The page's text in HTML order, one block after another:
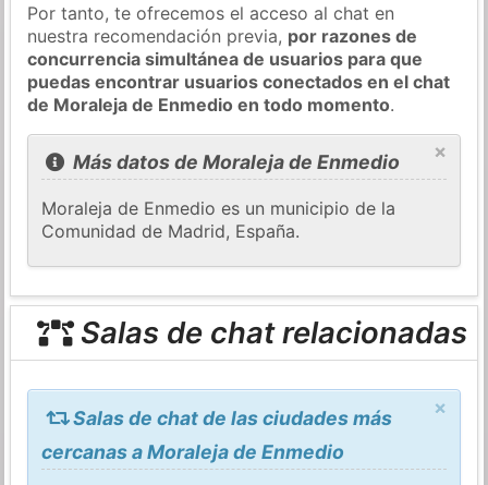
Por tanto, te ofrecemos el acceso al chat en
nuestra recomendación previa, por razones de
concurrencia simultánea de usuarios para que
puedas encontrar usuarios conectados en el chat
de Moraleja de Enmedio en todo momento.
×
Más datos de Moraleja de Enmedio
Moraleja de Enmedio es un municipio de la
Comunidad de Madrid, España.
Salas de chat relacionadas
×
Salas de chat de las ciudades más
cercanas a Moraleja de Enmedio